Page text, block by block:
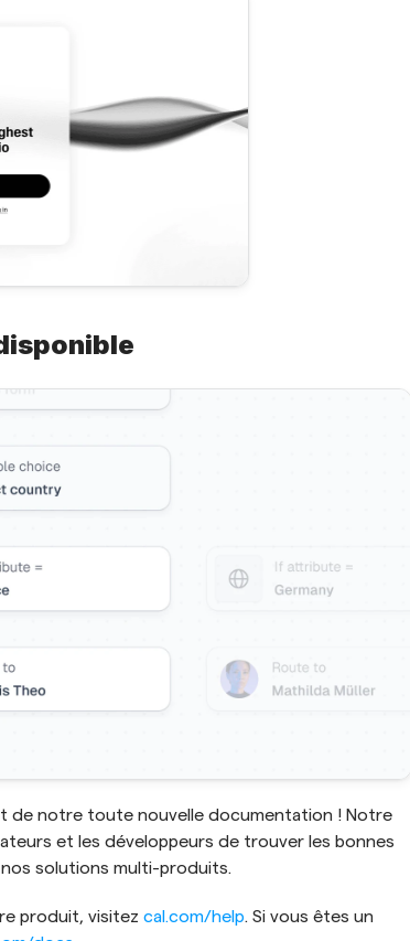
de notre toute nouvelle documentation ! Notre
et les développeurs de trouver les bonnes
solutions multi-produits.
produit, visitez cal.com/help. Si vous êtes un